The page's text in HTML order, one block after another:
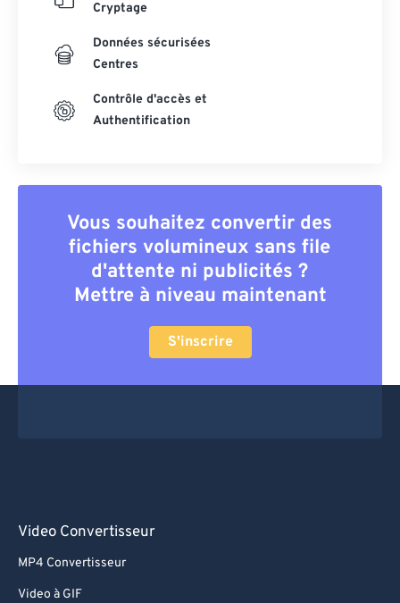
Cryptage
Données sécurisées
Centres
Contrôle d'accès et
Authentification
Vous souhaitez convertir des
fichiers volumineux sans file
d'attente ni publicités ?
Mettre à niveau maintenant
S'inscrire
Video Convertisseur
MP4 Convertisseur
Video à GIF